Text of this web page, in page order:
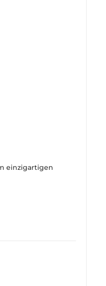
einzigartigen